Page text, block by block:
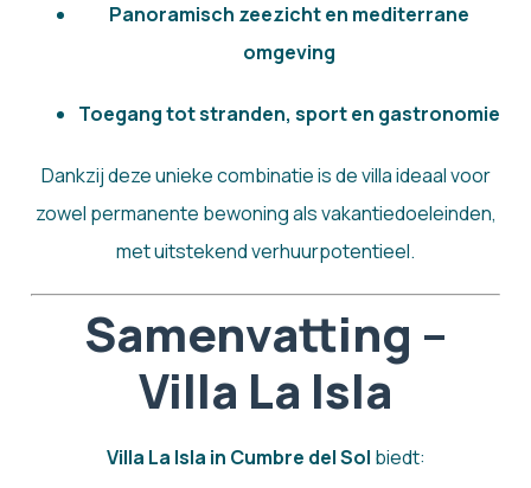
Panoramisch zeezicht en mediterrane
omgeving
Toegang tot stranden, sport en gastronomie
Dankzij deze unieke combinatie is de villa ideaal voor
zowel permanente bewoning als vakantiedoeleinden,
met uitstekend verhuurpotentieel.
Samenvatting –
Villa La Isla
Villa La Isla in Cumbre del Sol biedt: